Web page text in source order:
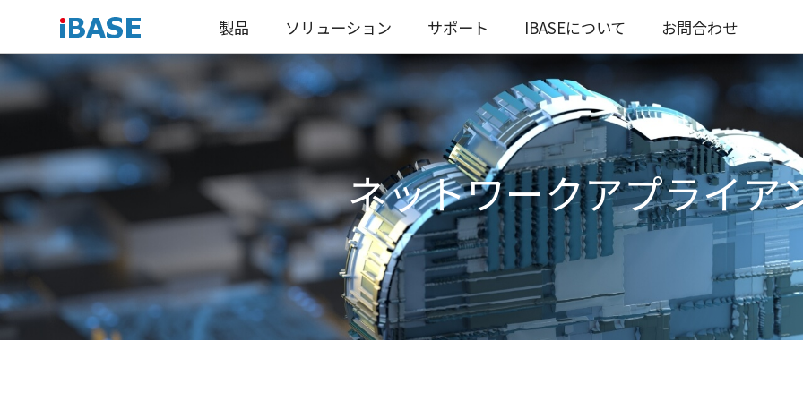
製品 ソリューション サポート IBASEについて お問合わせ
ネットワークアプライア